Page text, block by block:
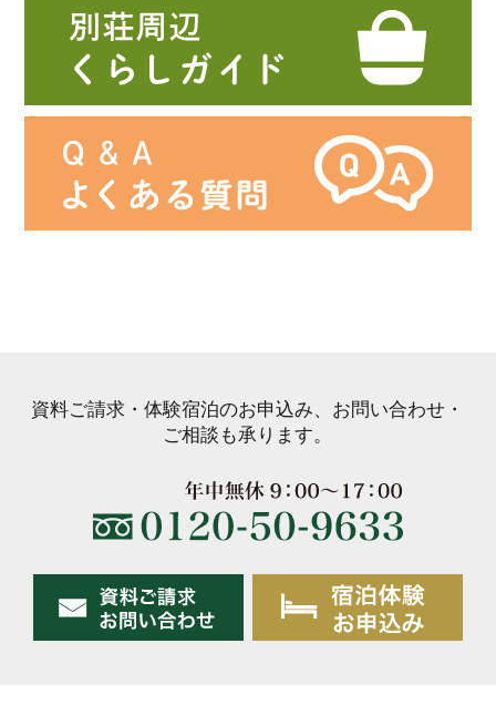
資料ご請求・体験宿泊のお申込み、お問い合わせ・
ご相談も承ります。